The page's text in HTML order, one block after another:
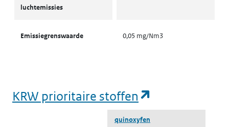
luchtemissies
Emissiegrenswaarde 0,05 mg/Nm3
KRW prioritaire stoffen
quinoxyfen